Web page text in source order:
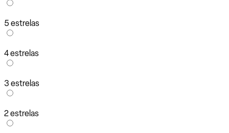
5 estrelas
4 estrelas
3 estrelas
2 estrelas